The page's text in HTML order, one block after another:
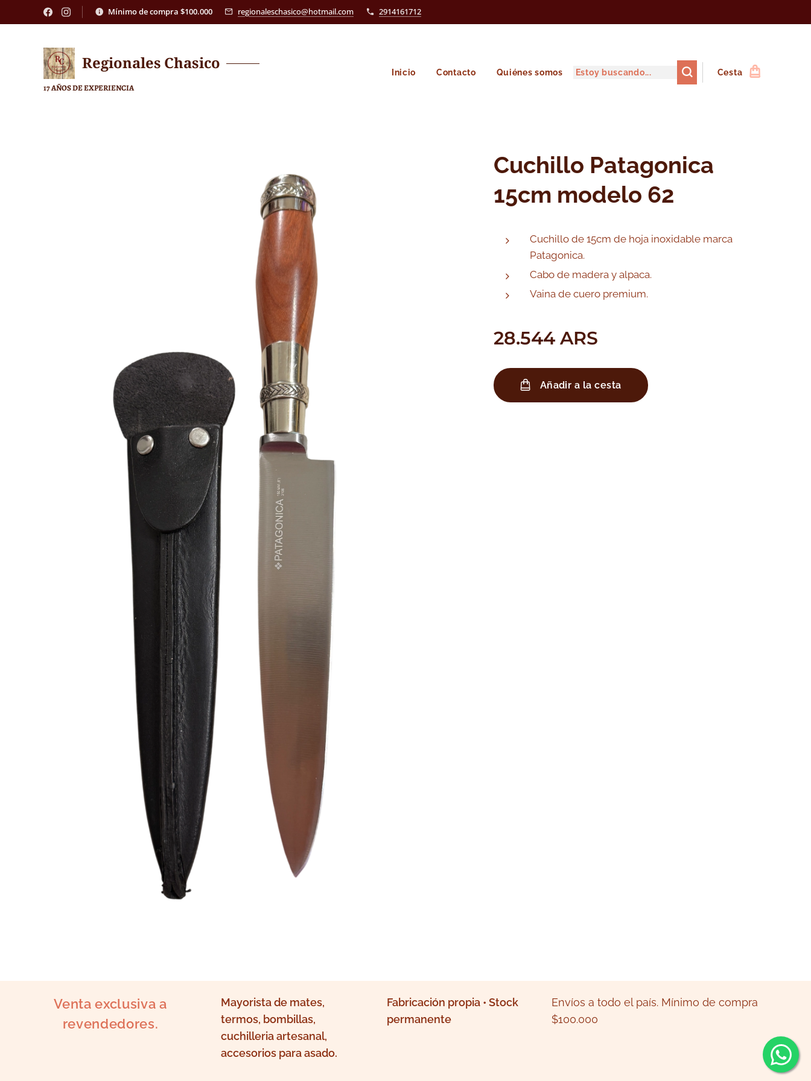
Mínimo de compra $100.000 regionaleschasico@hotmail.com 2914161712
Regionales Chasico
17 AÑOS DE EXPERIENCIA
Inicio Contacto Quiénes somos Cesta
Cuchillo Patagonica
15cm modelo 62
Cuchillo de 15cm de hoja inoxidable marca
Patagonica.
Cabo de madera y alpaca.
Vaina de cuero premium.
28.544 ARS
Añadir a la cesta
Venta exclusiva a
revendedores.
Mayorista de mates,
termos, bombillas,
cuchilleria artesanal,
accesorios para asado.
Fabricación propia • Stock
permanente
Envíos a todo el país. Mínimo de compra
$100.000